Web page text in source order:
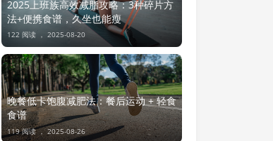
2025上班族高效减脂攻略：3种碎片方
法+便携食谱，久坐也能瘦
122 阅读 ， 2025-08-20
晚餐低卡饱腹减肥法：餐后运动 + 轻食
食谱
119 阅读 ， 2025-08-26